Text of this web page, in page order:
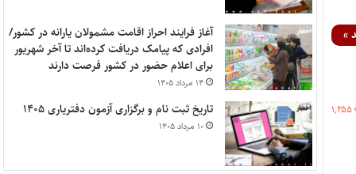
»
۱,۲۵۵
آغاز فرایند احراز اقامت مشمولان یارانه در کشور/
افرادی که پیامک دریافت کرده‌اند تا آخر شهریور
برای اعلام حضور در کشور فرصت دارند
۱۴ مرداد ۱۴۰۵
تاریخ ثبت نام و برگزاری آزمون دفتریاری ۱۴۰۵
۱۰ مرداد ۱۴۰۵